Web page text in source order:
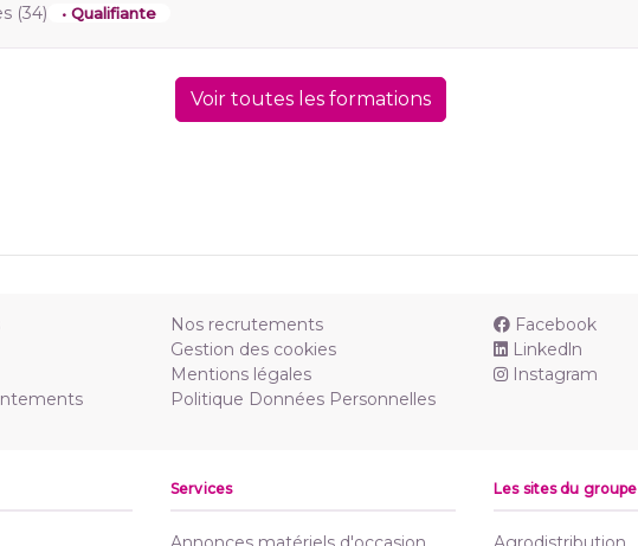
(34) • Qualifiante
Voir toutes les formations
Nos recrutements
Gestion des cookies
Mentions légales
Politique Données Personnelles
Facebook
Linkedln
Instagram
Services Les sites du groupe